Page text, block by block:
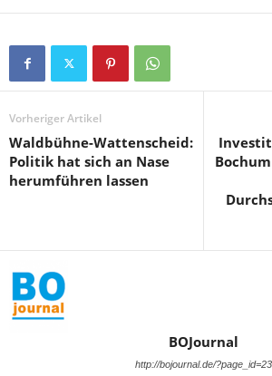
Vorheriger Artikel
Waldbühne-Wattenscheid:
Politik hat sich an Nase
herumführen lassen
BOJournal
http://bojournal.de/?page_id=23